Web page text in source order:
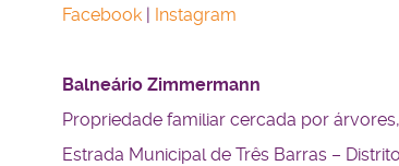
Facebook | Instagram
Balneário Zimmermann
Propriedade familiar cercada por
Estrada Municipal de Três Barras –